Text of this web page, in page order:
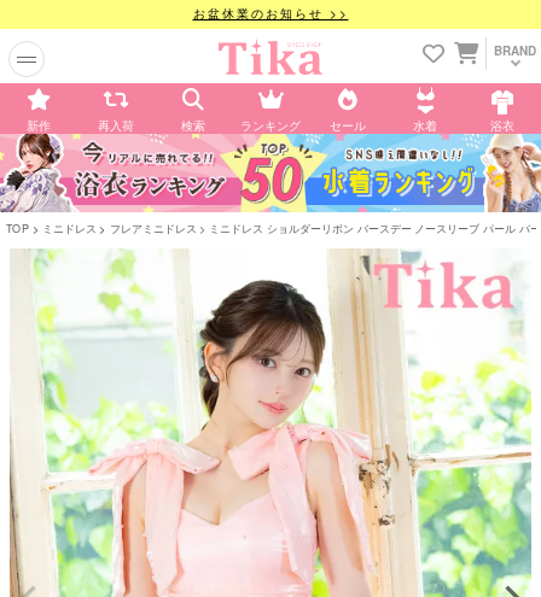
お盆休業のお知らせ >>
BRAND
新作 再入荷 検索 ランキング セール 水着 浴衣
TOP ミニドレス フレアミニドレス ミニドレス ショルダーリボン バースデー ノースリーブ パール